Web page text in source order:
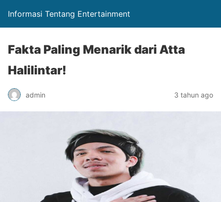
Informasi Tentang Entertainment
Fakta Paling Menarik dari Atta
Halilintar!
admin 3 tahun ago